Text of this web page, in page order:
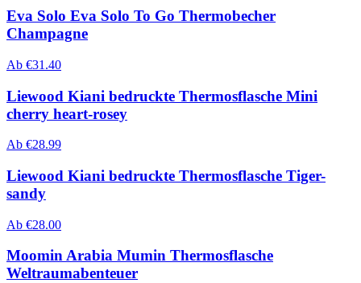
Eva Solo Eva Solo To Go Thermobecher
Champagne
Ab €31.40
Liewood Kiani bedruckte Thermosflasche Mini
cherry heart-rosey
Ab €28.99
Liewood Kiani bedruckte Thermosflasche Tiger-
sandy
Ab €28.00
Moomin Arabia Mumin Thermosflasche
Weltraumabenteuer